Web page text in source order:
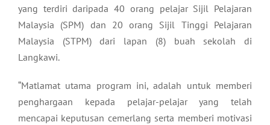
yang terdiri daripada 40 orang pelajar Sijil Pelajaran
Malaysia (SPM) dan 20 orang Sijil Tinggi Pelajaran
Malaysia (STPM) dari lapan (8) buah sekolah di
Langkawi.
“Matlamat utama program ini, adalah untuk memberi
penghargaan kepada pelajar-pelajar yang telah
mencapai keputusan cemerlang serta memberi motivasi